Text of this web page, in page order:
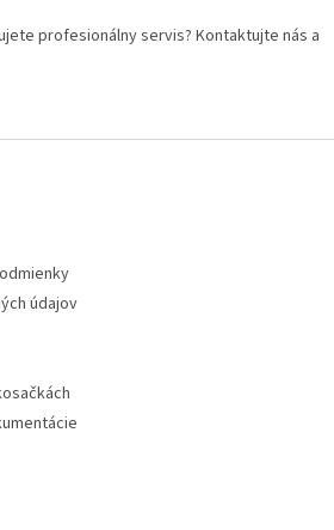
profesionálny servis? Kontaktujte nás a
údajov